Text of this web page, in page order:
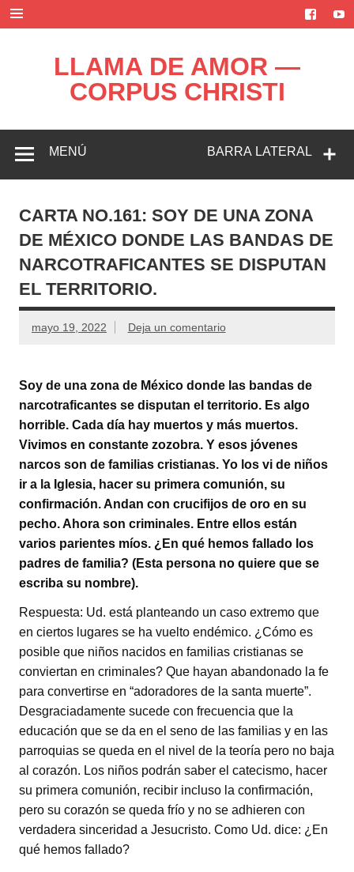
contenido
LLAMA DE AMOR —
CORPUS CHRISTI
BARRA LATERAL
MENÚ
CARTA NO.161: SOY DE UNA ZONA
DE MÉXICO DONDE LAS BANDAS DE
NARCOTRAFICANTES SE DISPUTAN
EL TERRITORIO.
mayo 19, 2022 Deja un comentario
Soy de una zona de México donde las bandas de
narcotraficantes se disputan el territorio. Es algo
horrible. Cada día hay muertos y más muertos.
Vivimos en constante zozobra. Y esos jóvenes
narcos son de familias cristianas. Yo los vi de niños
ir a la Iglesia, hacer su primera comunión, su
confirmación. Andan con crucifijos de oro en su
pecho. Ahora son criminales. Entre ellos están
varios parientes míos. ¿En qué hemos fallado los
padres de familia? (Esta persona no quiere que se
escriba su nombre).
Respuesta: Ud. está planteando un caso extremo que
en ciertos lugares se ha vuelto endémico. ¿Cómo es
posible que niños nacidos en familias cristianas se
conviertan en criminales? Que hayan abandonado la fe
para convertirse en “adoradores de la santa muerte”.
Desgraciadamente sucede con frecuencia que la
educación que se da en el seno de las familias y en las
parroquias se queda en el nivel de la teoría pero no baja
al corazón. Los niños podrán saber el catecismo, hacer
su primera comunión, recibir incluso la confirmación,
pero su corazón se queda frío y no se adhieren con
verdadera sinceridad a Jesucristo. Como Ud. dice: ¿En
qué hemos fallado?